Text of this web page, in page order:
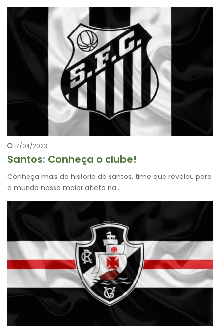
17/04/2023
Santos: Conheça o clube!
Conheça mais da historia do santos, time que revelou para
o mundo nosso maior atleta na…